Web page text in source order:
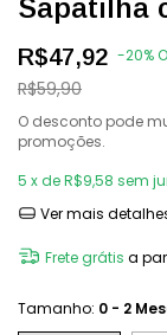
Sapatilha
R$47,92 -20%
R$59,90
O desconto pode
promoções.
5 x deR$9,58 sem
Ver mais
Frete grátis a
Tamanho: 0 - 2